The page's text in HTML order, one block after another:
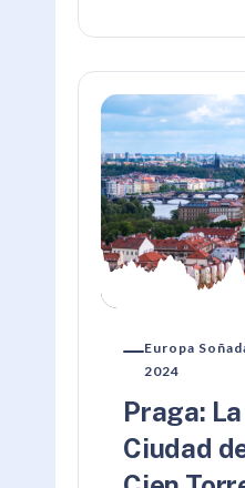
Europa
2024
Praga: La
Ciudad